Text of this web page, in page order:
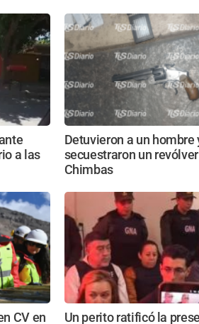
a las
Detuvieron a un hombre
secuestraron un
Chimbas
CV en Un perito ratificó la